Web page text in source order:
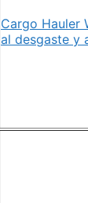
Cargo Hauler
al desgaste y